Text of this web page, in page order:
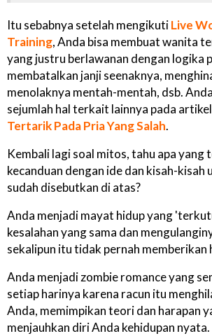
Itu sebabnya setelah mengikutiLive
Training, Anda bisa membuat wanita
yang justru berlawanan dengan logika
membatalkan janji seenaknya,
menolaknya mentah-mentah, dsb.
sejumlah hal terkait lainnya pada artikel
Tertarik Pada Pria Yang Salah.
Kembali lagi soal mitos, tahu apa yang
kecanduan dengan ide dan kisah-
sudah disebutkan di atas?
Anda menjadi mayat hidup yang
kesalahan yang sama dan
sekalipun itu tidak pernah memberikan
Anda menjadi zombie romance yang
setiap harinya karena racun itu
Anda, memimpikan teori dan harapan
menjauhkan diri Anda kehidupan nyata.